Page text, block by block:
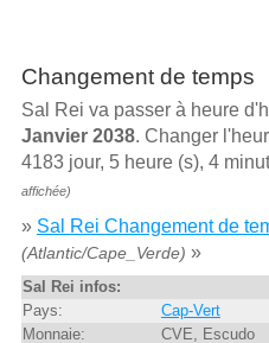
Changement de temps
Sal Rei va passer à heure
Janvier 2038. Changer
4183 jour, 5 heure (s), 4
affichée)
» Sal Rei Changement de
(Atlantic/Cape_Verde) »
Sal Rei infos:
Pays:
Cap-Vert
Monnaie:
CVE, Escudo